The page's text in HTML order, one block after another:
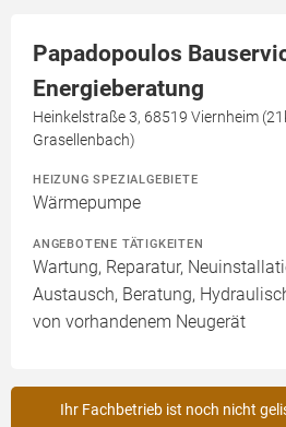
Papadopoulos
Energieberatung
Heinkelstraße 3, 68519 Viernheim
Grasellenbach)
HEIZUNG SPEZIALGEBIETE
Wärmepumpe
ANGEBOTENE TÄTIGKEITEN
Wartung, Reparatur,
Austausch, Beratung,
von vorhandenem Neugerät
Ihr Fachbetrieb ist noch nicht